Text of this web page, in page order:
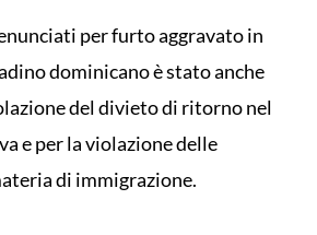
per furto aggravato in
dominicano è stato anche
del divieto di ritorno nel
e per la violazione delle
di immigrazione.